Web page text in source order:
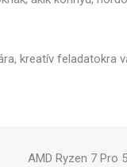
kreatív feladatokra
AMD Ryzen 7 Pro